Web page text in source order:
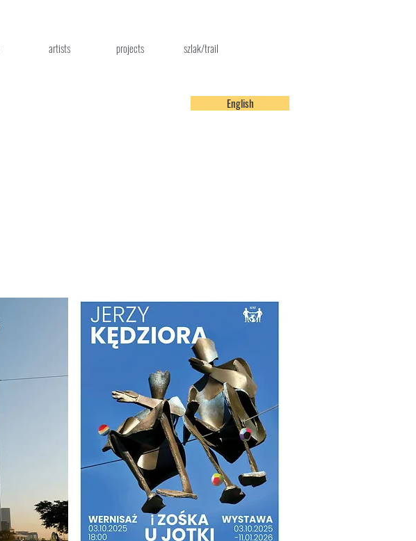
artists projects szlak/trail
English